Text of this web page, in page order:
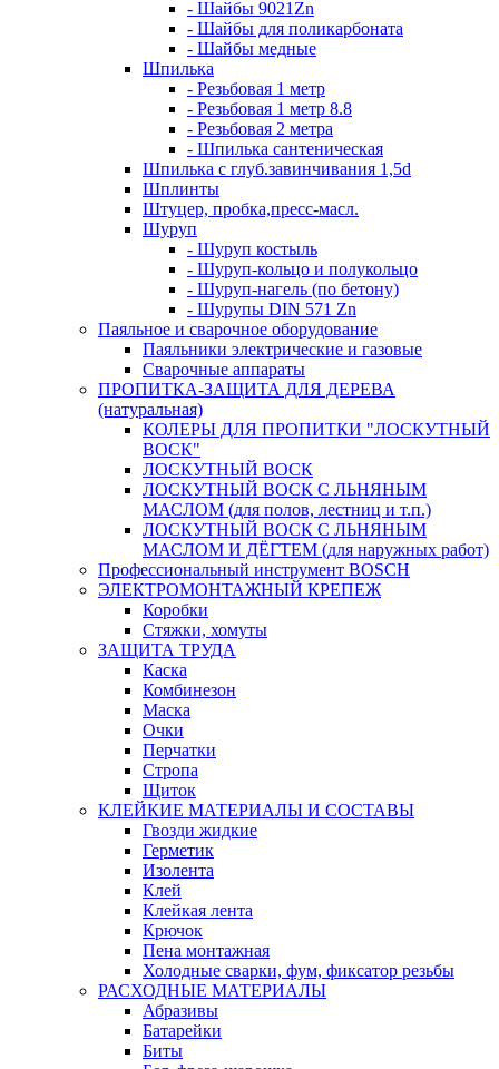
- Шайбы 9021Zn
- Шайбы для поликарбоната
- Шайбы медные
Шпилька
- Резьбовая 1 метр
- Резьбовая 1 метр 8.8
- Резьбовая 2 метра
- Шпилька сантеническая
Шпилька с глуб.завинчивания 1,5d
Шплинты
Штуцер, пробка,пресс-масл.
Шуруп
- Шуруп костыль
- Шуруп-кольцо и полукольцо
- Шуруп-нагель (по бетону)
- Шурупы DIN 571 Zn
Паяльное и сварочное оборудование
Паяльники электрические и газовые
Сварочные аппараты
ПРОПИТКА-ЗАЩИТА ДЛЯ ДЕРЕВА
(натуральная)
КОЛЕРЫ ДЛЯ ПРОПИТКИ "ЛОСКУТНЫЙ
ВОСК"
ЛОСКУТНЫЙ ВОСК
ЛОСКУТНЫЙ ВОСК С ЛЬНЯНЫМ
МАСЛОМ (для полов, лестниц и т.п.)
ЛОСКУТНЫЙ ВОСК С ЛЬНЯНЫМ
МАСЛОМ И ДЁГТЕМ (для наружных работ)
Профессиональный инструмент BOSCH
ЭЛЕКТРОМОНТАЖНЫЙ КРЕПЕЖ
Коробки
Стяжки, хомуты
ЗАЩИТА ТРУДА
Каска
Комбинезон
Маска
Очки
Перчатки
Стропа
Щиток
КЛЕЙКИЕ МАТЕРИАЛЫ И СОСТАВЫ
Гвозди жидкие
Герметик
Изолента
Клей
Клейкая лента
Крючок
Пена монтажная
Холодные сварки, фум, фиксатор резьбы
РАСХОДНЫЕ МАТЕРИАЛЫ
Абразивы
Батарейки
Биты